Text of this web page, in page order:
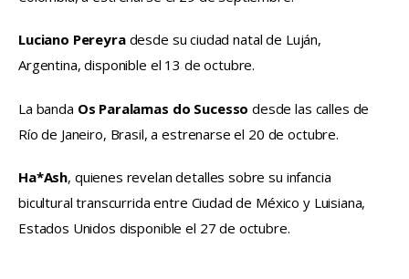
Luciano Pereyra desde su ciudad natal de Luján,
Argentina, disponible el 13 de octubre.
La banda Os Paralamas do Sucesso desde las calles de
Río de Janeiro, Brasil, a estrenarse el 20 de octubre.
Ha*Ash, quienes revelan detalles sobre su infancia
bicultural transcurrida entre Ciudad de México y Luisiana,
Estados Unidos disponible el 27 de octubre.